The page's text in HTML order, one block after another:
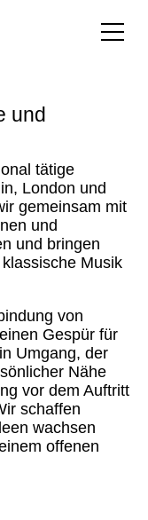
und
tätige
London und
gemeinsam mit
und
und bringen
Musik
von
Gespür für
Umgang, der
Nähe
vor dem Auftritt
schaffen
wachsen
offenen